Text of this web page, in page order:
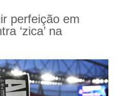
perfeição em
‘zica’ na